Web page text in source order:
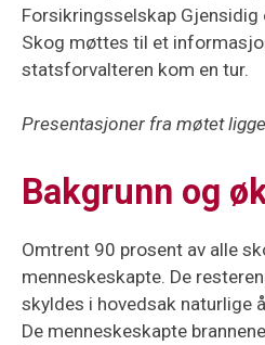
Forsikringsselskap
Skog møttes til et
statsforvalteren kom en tur.
Presentasjoner fra møtet
Bakgrunn og
Omtrent 90 prosent av alle
menneskeskapte. De
skyldes i hovedsak naturlige
De menneskeskapte